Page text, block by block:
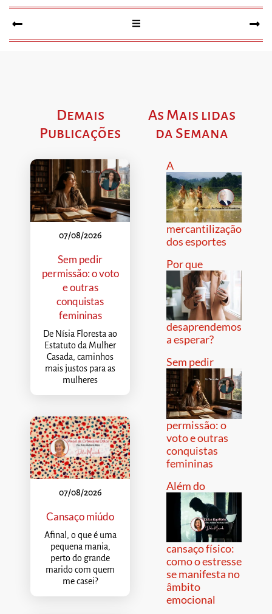
Demais
Publicações
07/08/2026
Sem pedir
permissão: o voto
e outras
conquistas
femininas
De Nísia Floresta ao
Estatuto da Mulher
Casada, caminhos
mais justos para as
mulheres
07/08/2026
Cansaço miúdo
Afinal, o que é uma
pequena mania,
perto do grande
marido com quem
me casei?
As Mais lidas
da Semana
A
mercantilização
dos esportes
Por que
desaprendemos
a esperar?
Sem pedir
permissão: o
voto e outras
conquistas
femininas
Além do
cansaço físico:
como o estresse
se manifesta no
âmbito
emocional